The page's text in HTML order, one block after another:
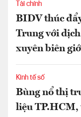
Tài chính
BIDV thúc
Trung với
xuyên biên
Kinh tế số
Bùng nổ thị
liệu TP.HCM,